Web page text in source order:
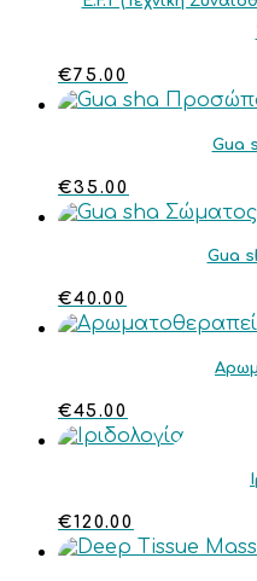
€75.00
Gua
€35.00
Gua
€40.00
€45.00
€120.00